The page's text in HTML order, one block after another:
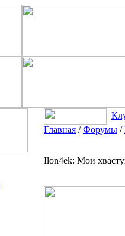
Главная /Форумы /
Ilon4ek: Мои